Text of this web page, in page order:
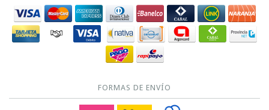
FORMAS DE ENVÍO